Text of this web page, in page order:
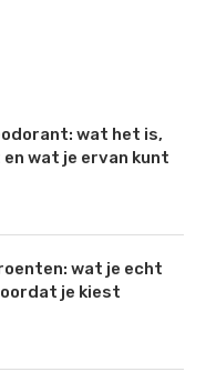
wat het is,
wat je ervan kunt
wat je echt
je kiest